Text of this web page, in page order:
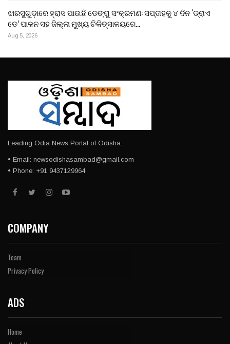
ଝାରସୁଗୁଡ଼ାରେ ହ୍ରାସ ପାଉଛି ଡେଙ୍ଗୁ ସଂକ୍ରମଣ: ସପ୍ତାହକୁ ୪ ଦିନ ‘ଡ୍ରାଏ
ଡେ’ ପାଳନ ସହ ଜିଲ୍ଲା ମୁଖ୍ୟ ଚିକିତ୍ସାଳୟରେ…
Aug 5, 2026
Leading Odia News Portal of Odisha.
• Email: newsodishasambad@gmail.com
• Phone: +91 9437129964
COMPANY
Team
Privacy Policy
ADS
Home